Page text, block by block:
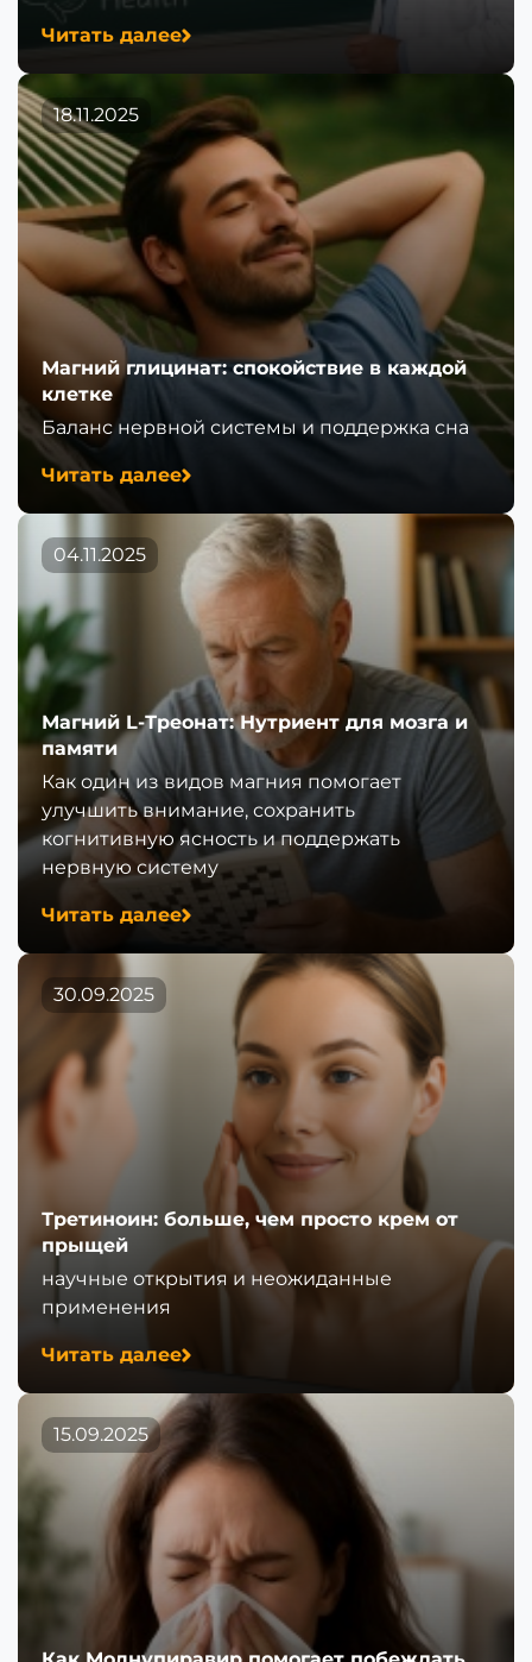
Читать далее
18.11.2025
Магний глицинат: спокойствие в каждой
клетке
Баланс нервной системы и поддержка сна
Читать далее
04.11.2025
Магний L-Треонат: Нутриент для мозга и
памяти
Как один из видов магния помогает
улучшить внимание, сохранить
когнитивную ясность и поддержать
нервную систему
Читать далее
30.09.2025
Третиноин: больше, чем просто крем от
прыщей
научные открытия и неожиданные
применения
Читать далее
15.09.2025